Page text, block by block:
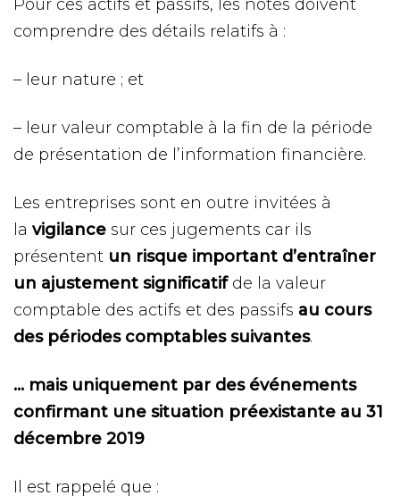
Pour ces actifs et passifs, les notes doivent
comprendre des détails relatifs à :
– leur nature ; et
– leur valeur comptable à la fin de la période
de présentation de l’information financière.
Les entreprises sont en outre invitées à
la vigilance sur ces jugements car ils
présentent un risque important d’entraîner
un ajustement significatif de la valeur
comptable des actifs et des passifs au cours
des périodes comptables suivantes.
… mais uniquement par des événements
confirmant une situation préexistante au 31
décembre 2019
Il est rappelé que :